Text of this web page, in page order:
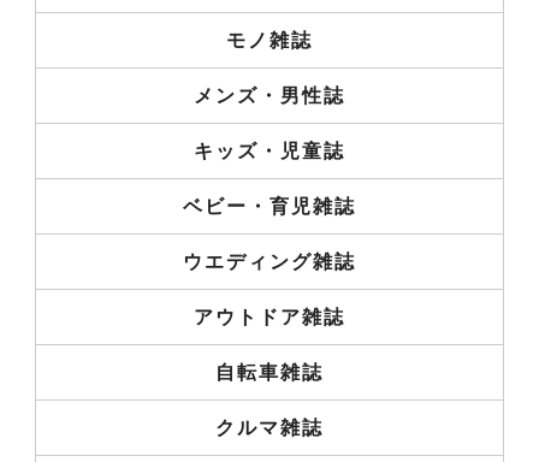
モノ雑誌
メンズ・男性誌
キッズ・児童誌
ベビー・育児雑誌
ウエディング雑誌
アウトドア雑誌
自転車雑誌
クルマ雑誌